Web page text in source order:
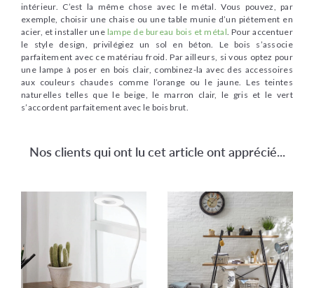
intérieur. C’est la même chose avec le métal. Vous pouvez, par
exemple, choisir une chaise ou une table munie d’un piétement en
acier, et installer une lampe de bureau bois et métal. Pour accentuer
le style design, privilégiez un sol en béton. Le bois s’associe
parfaitement avec ce matériau froid. Par ailleurs, si vous optez pour
une lampe à poser en bois clair, combinez-la avec des accessoires
aux couleurs chaudes comme l’orange ou le jaune. Les teintes
naturelles telles que le beige, le marron clair, le gris et le vert
s’accordent parfaitement avec le bois brut.
Nos clients qui ont lu cet article ont apprécié...